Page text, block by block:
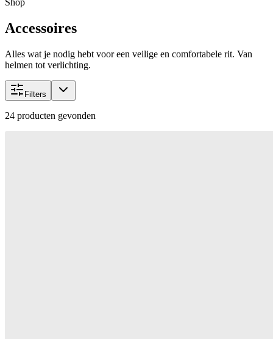
Accessoires
Alles wat je nodig hebt voor een veilige en comfortabele rit. Van
helmen tot verlichting.
Filters
24 producten gevonden